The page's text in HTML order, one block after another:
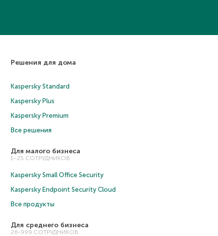
Решения для дома
Kaspersky Standard
Kaspersky Plus
Kaspersky Premium
Все решения
Для малого бизнеса
1–25 СОТРУДНИКОВ
Kaspersky Small Office Security
Kaspersky Endpoint Security Cloud
Все продукты
Для среднего бизнеса
26-999 СОТРУДНИКОВ